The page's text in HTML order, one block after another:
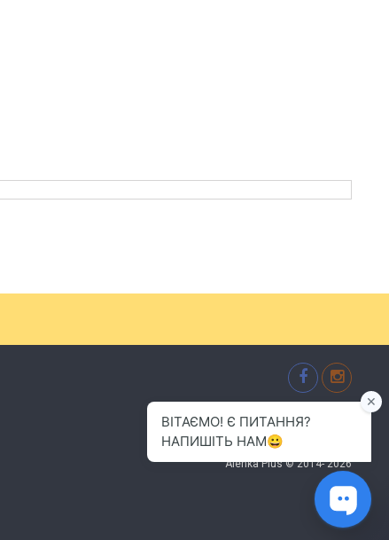
м.Хмельницький
(096) 484-01-01
info.alenkaplus@gmail.com
Alenka Plus © 2014- 2026